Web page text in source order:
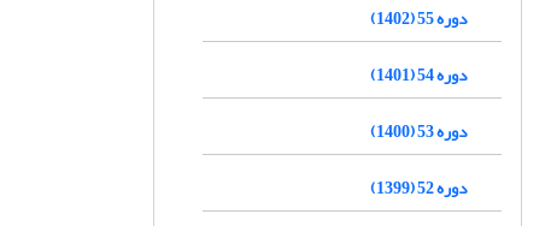
دوره 55 (1402)
دوره 54 (1401)
دوره 53 (1400)
دوره 52 (1399)